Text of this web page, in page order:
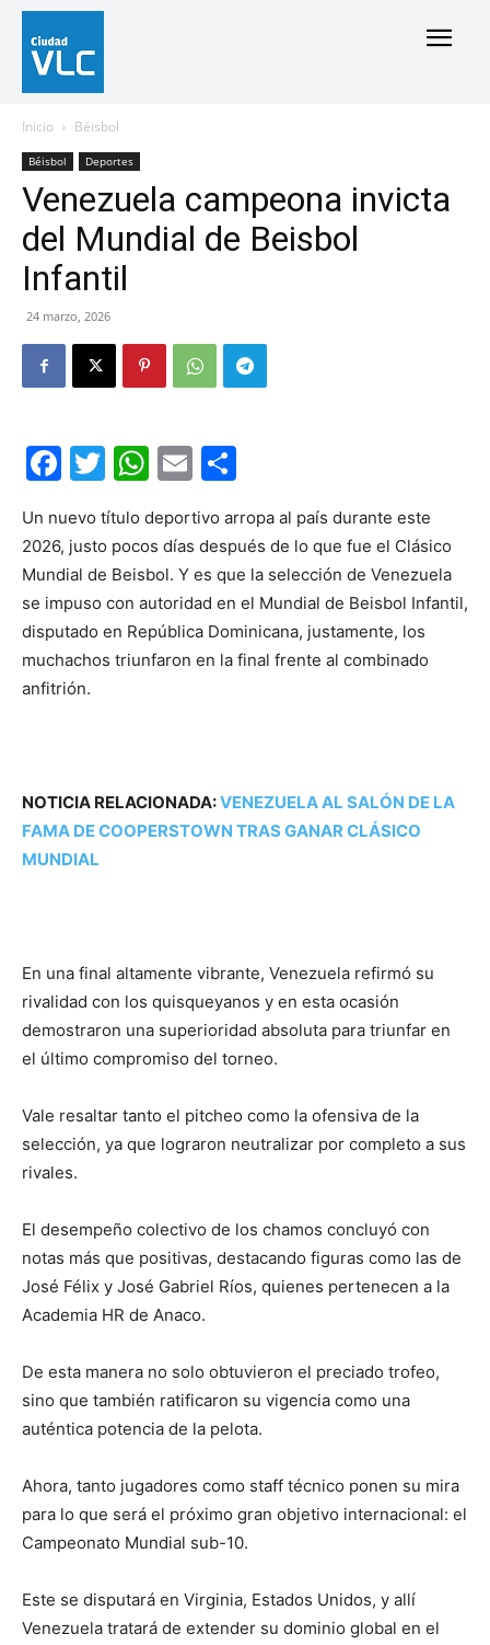
Inicio Béisbol
Béisbol Deportes
Venezuela campeona invicta
del Mundial de Beisbol
Infantil
24 marzo, 2026
Facebook
Twitter
WhatsApp
Email
Un nuevo título deportivo arropa al país durante este
2026, justo pocos días después de lo que fue el Clásico
Mundial de Beisbol. Y es que la selección de Venezuela
se impuso con autoridad en el Mundial de Beisbol Infantil,
disputado en República Dominicana, justamente, los
muchachos triunfaron en la final frente al combinado
anfitrión.
NOTICIA RELACIONADA:VENEZUELA AL SALÓN DE LA
FAMA DE COOPERSTOWN TRAS GANAR CLÁSICO
MUNDIAL
En una final altamente vibrante, Venezuela refirmó su
rivalidad con los quisqueyanos y en esta ocasión
demostraron una superioridad absoluta para triunfar en
el último compromiso del torneo.
Vale resaltar tanto el pitcheo como la ofensiva de la
selección, ya que lograron neutralizar por completo a sus
rivales.
El desempeño colectivo de los chamos concluyó con
notas más que positivas, destacando figuras como las de
José Félix y José Gabriel Ríos, quienes pertenecen a la
Academia HR de Anaco.
De esta manera no solo obtuvieron el preciado trofeo,
sino que también ratificaron su vigencia como una
auténtica potencia de la pelota.
Ahora, tanto jugadores como staff técnico ponen su mira
para lo que será el próximo gran objetivo internacional: el
Campeonato Mundial sub-10.
Este se disputará en Virginia, Estados Unidos, y allí
Venezuela tratará de extender su dominio global en el